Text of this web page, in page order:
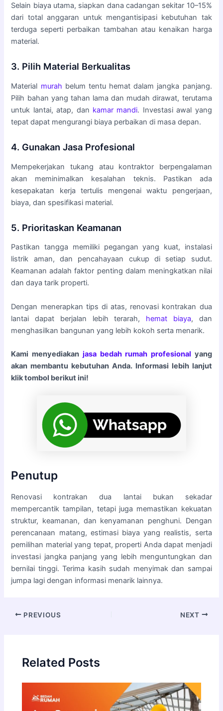
Selain biaya utama, siapkan dana cadangan sekitar 10–15%
dari total anggaran untuk mengantisipasi kebutuhan tak
terduga seperti perbaikan tambahan atau kenaikan harga
material.
3. Pilih Material Berkualitas
Material murah belum tentu hemat dalam jangka panjang.
Pilih bahan yang tahan lama dan mudah dirawat, terutama
untuk lantai, atap, dan kamar mandi. Investasi awal yang
tepat dapat mengurangi biaya perbaikan di masa depan.
4. Gunakan Jasa Profesional
Mempekerjakan tukang atau kontraktor berpengalaman
akan meminimalkan kesalahan teknis. Pastikan ada
kesepakatan kerja tertulis mengenai waktu pengerjaan,
biaya, dan spesifikasi material.
5. Prioritaskan Keamanan
Pastikan tangga memiliki pegangan yang kuat, instalasi
listrik aman, dan pencahayaan cukup di setiap sudut.
Keamanan adalah faktor penting dalam meningkatkan nilai
dan daya tarik properti.
Dengan menerapkan tips di atas, renovasi kontrakan dua
lantai dapat berjalan lebih terarah, hemat biaya, dan
menghasilkan bangunan yang lebih kokoh serta menarik.
Kami menyediakan jasa bedah rumah profesional yang
akan membantu kebutuhan Anda. Informasi lebih lanjut
klik tombol berikut ini!
Penutup
Renovasi kontrakan dua lantai bukan sekadar
mempercantik tampilan, tetapi juga memastikan kekuatan
struktur, keamanan, dan kenyamanan penghuni. Dengan
perencanaan matang, estimasi biaya yang realistis, serta
pemilihan material yang tepat, properti Anda dapat menjadi
investasi jangka panjang yang lebih menguntungkan dan
bernilai tinggi. Terima kasih sudah menyimak dan sampai
jumpa lagi dengan informasi menarik lainnya.
PREVIOUS NEXT
Related Posts